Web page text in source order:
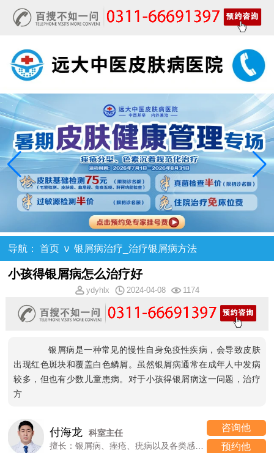
导航： 首页 ν银屑病治疗_治疗银屑病方法
小孩得银屑病怎么治疗好
ydyhlx 2024-04-08 1174
银屑病是一种常见的慢性自身免疫性疾病，会导致皮肤
出现红色斑块和覆盖白色鳞屑。虽然银屑病通常在成年人中发病
较多，但也有少数儿童患病。对于小孩得银屑病这一问题，治疗
方
付海龙
科室主任
擅长：银屑病、痤疮、疣病以及各类感染性、过敏性皮肤病
咨询他
预约他